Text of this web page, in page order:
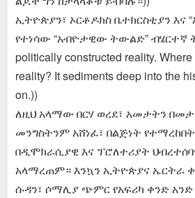
ኢትዮጵያን፣ ኦርቶዶክስ ቤተክርስቲያን እና
የተነሳው “አብዮታዊው ትውልድ” ብሄርተኛ
politically constructed reality.
reality? It sediments deep into the
on.))
ለዚህ አላማው በርሃ ወረደ፣ አመታትን
መንግስትንም አሸነፈ፣ በልጅነት
በዲሞክራሲያዊ እና ፕሮለተሪያት
አላማረጠም። እንኳን ኢትዮጵያና ኤርትራ
ሱዳን፣ ሶማሊያ ጭምር የአፍሪካ ቀንድ አንድ